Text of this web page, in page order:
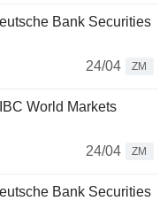
Bank Securities
24/04
ZM
World Markets
24/04
ZM
Bank Securities